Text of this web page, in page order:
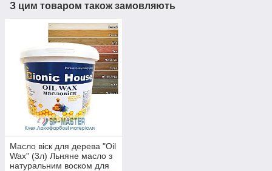
З цим товаром також замовляють
Масло віск для дерева "Oil
Wax" (3л) Льняне масло з
натуральним воском для